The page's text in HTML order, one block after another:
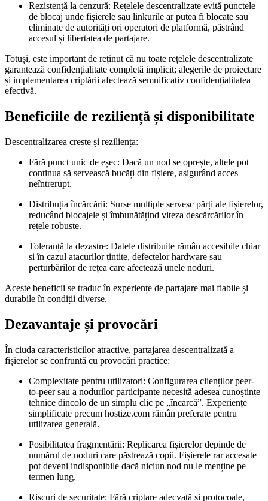
Rezistență la cenzură: Rețelele descentralizate evită punctele
de blocaj unde fișierele sau linkurile ar putea fi blocate sau
eliminate de autorități ori operatori de platformă, păstrând
accesul și libertatea de partajare.
Totuși, este important de reținut că nu toate rețelele descentralizate
garantează confidențialitate completă implicit; alegerile de proiectare
și implementarea criptării afectează semnificativ confidențialitatea
efectivă.
Beneficiile de reziliență și disponibilitate
Descentralizarea crește și reziliența:
Fără punct unic de eșec: Dacă un nod se oprește, altele pot
continua să servească bucăți din fișiere, asigurând acces
neîntrerupt.
Distribuția încărcării: Surse multiple servesc părți ale fișierelor,
reducând blocajele și îmbunătățind viteza descărcărilor în
rețele robuste.
Toleranță la dezastre: Datele distribuite rămân accesibile chiar
și în cazul atacurilor țintite, defectelor hardware sau
perturbărilor de rețea care afectează unele noduri.
Aceste beneficii se traduc în experiențe de partajare mai fiabile și
durabile în condiții diverse.
Dezavantaje și provocări
În ciuda caracteristicilor atractive, partajarea descentralizată a
fișierelor se confruntă cu provocări practice:
Complexitate pentru utilizatori: Configurarea clienților peer-
to-peer sau a nodurilor participante necesită adesea cunoștințe
tehnice dincolo de un simplu clic pe „încarcă”. Experiențe
simplificate precum hostize.com rămân preferate pentru
utilizarea generală.
Posibilitatea fragmentării: Replicarea fișierelor depinde de
numărul de noduri care păstrează copii. Fișierele rar accesate
pot deveni indisponibile dacă niciun nod nu le menține pe
termen lung.
Riscuri de securitate: Fără criptare adecvată și protocoale,